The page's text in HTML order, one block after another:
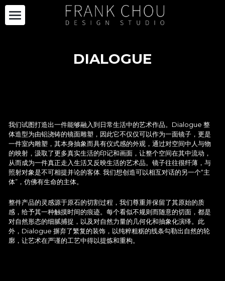
限量系列
RECTANGLE 系列
ENSEMBLE
购买
其他
项目
展览设计
策展
最新资讯
最新资讯
媒体报道
加入我们
DIALOGUE
我们试图打造出一件能够融入到日常生活中的艺术作品。Dialogue 整
体造型为由铝浇铸的镜面雕塑，因此它不仅仅可以作为一面镜子，更是
一件室内雕塑，其本身抽象而具有仪式感的外观，通过对空间中人与物
的映射，汲取了更多真实生活的印记和画面，让整个空间在其中流动，
从而成为一件真正走入生活又反映生活的艺术品。镜子往往很纤薄，与
照射对象是不可相提并论的客体. 我们想创造可以相互对话的另一个“主
体”，仿佛有生命的主体。
整件产品的灵感源于原石的切割过程，我们尊重并保留了其原始的质
感，给予其一种触摸时间的痕迹。每个看似不规则而随意的切面，都是
对自然形态的细腻捕捉，以及对自然力量的几何化和抽象化演绎。此
外，Dialogue 摒弃了繁复的装饰，以纯粹粗粝的线条勾勒出自然的轮
廓，让艺术在严谨的工艺中得以提炼和重构。